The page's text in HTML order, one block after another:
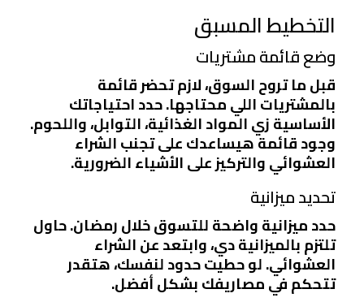
التخطيط المسبق
وضع قائمة مشتريات
قبل ما تروح السوق، لازم تحضر قائمة
بالمشتريات اللي محتاجها. حدد احتياجاتك
الأساسية زي المواد الغذائية، التوابل، واللحوم.
وجود قائمة هيساعدك على تجنب الشراء
العشوائي والتركيز على الأشياء الضرورية.
تحديد ميزانية
حدد ميزانية واضحة للتسوق خلال رمضان. حاول
تلتزم بالميزانية دي، وابتعد عن الشراء
العشوائي. لو حطيت حدود لنفسك، هتقدر
تتحكم في مصاريفك بشكل أفضل.